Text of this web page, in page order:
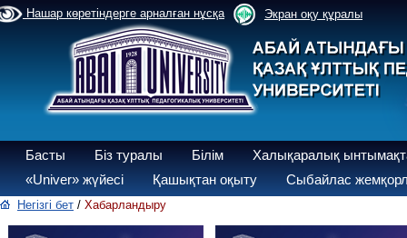
Нашар көретіндерге арналған нұсқа Экран оқу құралы
Басты Біз туралы Білім
Халықаралық
«Univer» жүйесі
Қашықтан оқыту Сыбайлас
Негізгі бет / Хабарландыру